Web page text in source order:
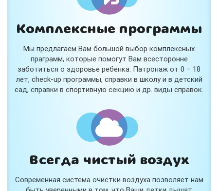
Комплексные программы
Мы предлагаем Вам большой выбор комплексных
праграмм, которые помогут Вам всесторонне
заботиться о здоровье ребенка. Патронаж от 0 – 18
лет, check-up программы, справки в школу и в детский
сад, справки в спортивную секцию и др. виды справок.
Всегда чистый воздух
Современная система очистки воздуха позволяет нам